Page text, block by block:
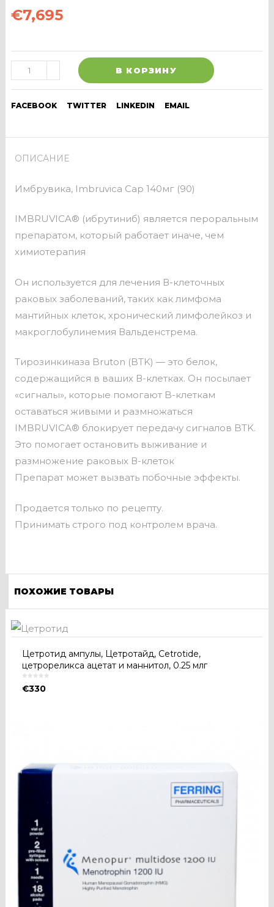
€7,695
В КОРЗИНУ
FACEBOOK TWITTER LINKEDIN EMAIL
ОПИСАНИЕ
Имбрувика, Imbruvica Cap 140мг (90)
IMBRUVICA® (ибрутиниб) является пероральным
препаратом, который работает иначе, чем
химиотерапия
Он используется для лечения В-клеточных
раковых заболеваний, таких как лимфома
мантийных клеток, хронический лимфолейкоз и
макроглобулинемия Вальденстрема.
Тирозинкиназа Bruton (BTK) — это белок,
содержащийся в ваших В-клетках. Он посылает
«сигналы», которые помогают B-клеткам
оставаться живыми и размножаться
IMBRUVICA® блокирует передачу сигналов BTK.
Это помогает остановить выживание и
размножение раковых В-клеток
Препарат может вызвать побочные эффекты.
Продается только по рецепту.
Принимать строго под контролем врача.
ПОХОЖИЕ ТОВАРЫ
Цетротид ампулы, Цетротайд, Cetrotide,
цетрореликса ацетат и маннитол, 0.25 млг
€330